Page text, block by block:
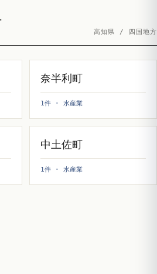
高知県 / 四国地方
奈半利町
1件 · 水産業
中土佐町
1件 · 水産業